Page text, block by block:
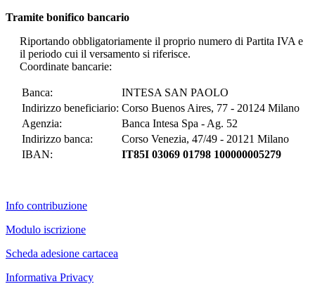
Tramite bonifico bancario
Riportando obbligatoriamente il proprio numero di Partita IVA e
il periodo cui il versamento si riferisce.
Coordinate bancarie:
Banca:
INTESA SAN PAOLO
Indirizzo beneficiario: Corso Buenos Aires, 77 - 20124 Milano
Agenzia:
Banca Intesa Spa - Ag. 52
Indirizzo banca:
Corso Venezia, 47/49 - 20121 Milano
IBAN:
IT85I 03069 01798 100000005279
Info contribuzione
Modulo iscrizione
Scheda adesione cartacea
Informativa Privacy